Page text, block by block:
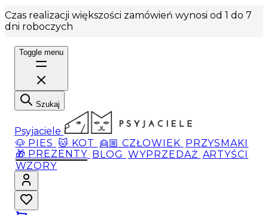
Czas realizacji większości zamówień wynosi od 1 do 7
dni roboczych
Toggle menu
Szukaj
Psyjaciele
🐶 PIES 🐱 KOT 👱🏼 CZŁOWIEK PRZYSMAKI
🎁 PREZENTY BLOG WYPRZEDAŻ ARTYŚCI
WZORY